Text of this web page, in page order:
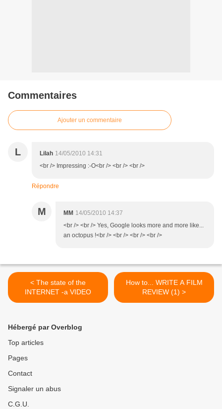
Commentaires
Ajouter un commentaire
L Lilah 14/05/2010 14:31
<br /> Impressing :-O<br /> <br /> <br />
Répondre
M MM 14/05/2010 14:37
<br /> <br /> Yes, Google looks more and more like...
an octopus !<br /> <br /> <br /> <br />
< The state of the
INTERNET -a VIDEO
How to... WRITE A FILM
REVIEW (1) >
Hébergé par Overblog
Top articles
Pages
Contact
Signaler un abus
C.G.U.